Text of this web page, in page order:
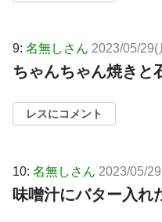
9: 名無しさん 2023/05/
ちゃんちゃん焼きと
レスにコメント
10: 名無しさん 2023/05/
味噌汁にバター入れ